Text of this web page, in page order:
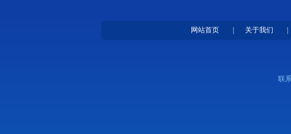
网站首页 关于我们
联